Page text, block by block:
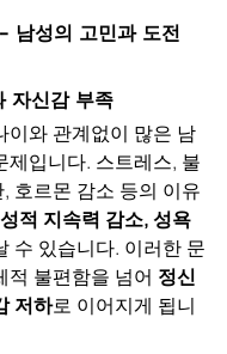
남성의 고민과 도전
자신감 부족
이와 관계없이 많은 남
제입니다. 스트레스, 불
호르몬 감소 등의 이유
적 지속력 감소, 성욕
수 있습니다. 이러한 문
적 불편함을 넘어 정신
저하로 이어지게 됩니